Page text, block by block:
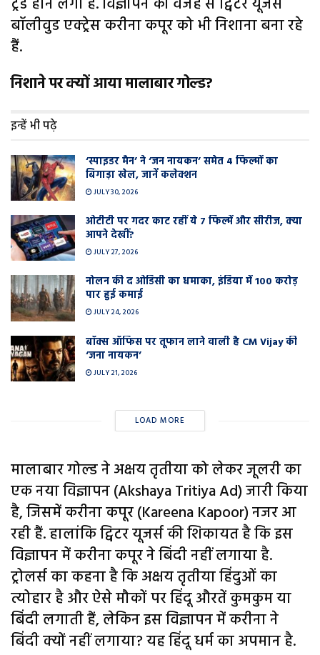
बॉलीवुड एक्ट्रेस करीना कपूर को भी निशाना बना रहे
हैं.
निशाने पर क्यों आया मालाबार गोल्ड?
इन्हें भी पढ़े
‘स्पाइडर मैन’ ने ‘जन नायकन’ समेत 4 फिल्मों का
बिगाड़ा खेल, जानें कलेक्शन
JULY 30, 2026
ओटीटी पर गदर काट रहीं ये 7 फिल्में और सीरीज, क्या
आपने देखीं?
JULY 27, 2026
नोलन की द ओडिसी का धमाका, इंडिया में 100 करोड़
पार हुई कमाई
JULY 24, 2026
बॉक्स ऑफिस पर तूफान लाने वाली है CM Vijay की
‘जना नायकन’
JULY 21, 2026
LOAD MORE
मालाबार गोल्ड ने अक्षय तृतीया को लेकर जूलरी का
एक नया विज्ञापन (Akshaya Tritiya Ad) जारी किया
है, जिसमें करीना कपूर (Kareena Kapoor) नजर आ
रही हैं. हालांकि ट्विटर यूजर्स की शिकायत है कि इस
विज्ञापन में करीना कपूर ने बिंदी नहीं लगाया है.
ट्रोलर्स का कहना है कि अक्षय तृतीया हिंदुओं का
त्योहार है और ऐसे मौकों पर हिंदू औरतें कुमकुम या
बिंदी लगाती हैं, लेकिन इस विज्ञापन में करीना ने
बिंदी क्यों नहीं लगाया? यह हिंदू धर्म का अपमान है.